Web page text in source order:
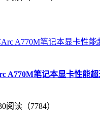
A770M笔记本显卡性能
阅读（7784）